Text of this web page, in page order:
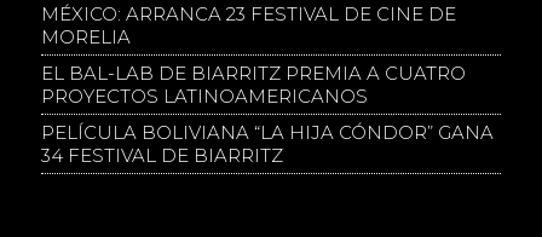
MÉXICO: ARRANCA 23 FESTIVAL DE CINE DE
MORELIA
EL BAL-LAB DE BIARRITZ PREMIA A CUATRO
PROYECTOS LATINOAMERICANOS
PELÍCULA BOLIVIANA “LA HIJA CÓNDOR” GANA
34 FESTIVAL DE BIARRITZ